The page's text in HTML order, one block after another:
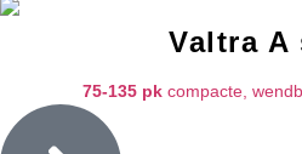
Valtra A
75-135 pk compacte,